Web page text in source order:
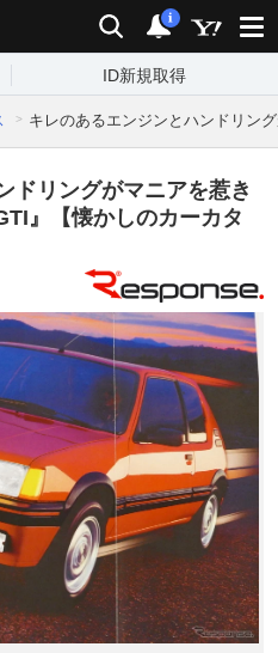
検索 通知
i
ID新規取得
キレのあるエンジンとハンドリン
ドリングがマニアを惹き
』【懐かしのカーカタ